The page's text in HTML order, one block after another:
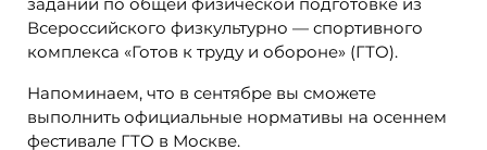
заданий по общей физической подготовке из
Всероссийского физкультурно — спортивного
комплекса «Готов к труду и обороне» (ГТО).
Напоминаем, что в сентябре вы сможете
выполнить официальные нормативы на осеннем
фестивале ГТО в Москве.